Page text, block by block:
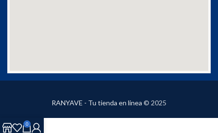
RANYAVE - Tu tienda en linea © 2025
0